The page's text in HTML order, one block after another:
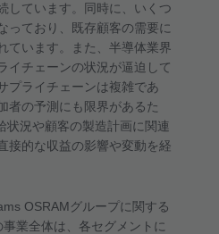
しています。同時に、いくつ
っており、既存顧客の需要に
ています。また、半導体業界
イチェーンの状況が逼迫して
プライチェーンは複雑であ
者の予測にも限界があるた
状況や顧客の製造計画に関連
接的な収益の影響や変動を経
OSRAMグループに関する
事業全体は、各セグメントに